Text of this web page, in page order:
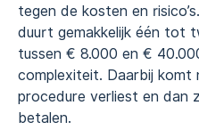
tegen de kosten en
duurt gemakkelijk één tot
tussen € 8.000 en €
complexiteit. Daarbij
procedure verliest en dan
betalen.